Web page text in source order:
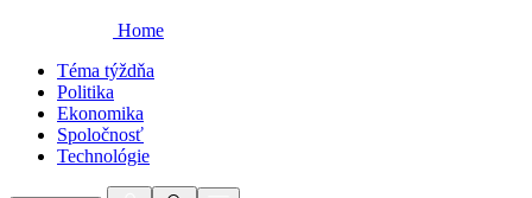
Home
Téma týždňa
Politika
Ekonomika
Spoločnosť
Technológie